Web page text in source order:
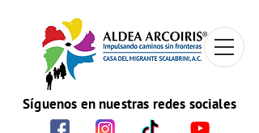
Síguenos en nuestras redes sociales